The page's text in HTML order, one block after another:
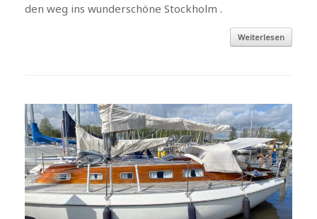
den weg ins wunderschöne Stockholm .
Weiterlesen